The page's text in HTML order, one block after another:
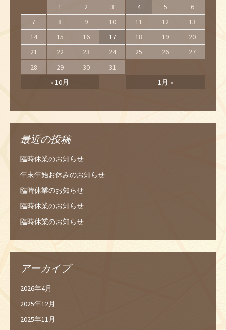
« 10月 1月 »
1 2 3 4 5
6
7
8 9 10 11 12
13
14
15 16 17 18 19
20
21
22 23 24 25 26
27
28
29 30 31
最近の投稿
臨時休業のお知らせ
年末年始お休みのお知らせ
臨時休業のお知らせ
臨時休業のお知らせ
臨時休業のお知らせ
アーカイブ
2026年4月
2025年12月
2025年11月